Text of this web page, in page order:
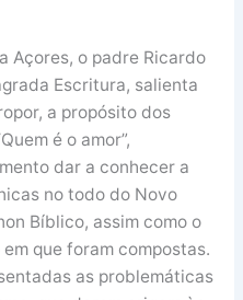
Açores, o padre Ricardo
Escritura, salienta
a propósito dos
é o amor”,
dar a conhecer a
no todo do Novo
Bíblico, assim como o
que foram compostas.
as problemáticas